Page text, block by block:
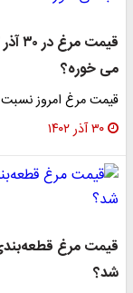
می خوره؟
قیمت مرغ امروز نسبت
۳۰ آذر ۱۴۰۲
قیمت مرغ قطعه‌بندی
شد؟